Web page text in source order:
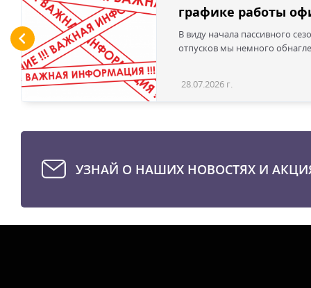
графике работы
В виду начала пассивного
отпусков мы немного
28.07.2026 г.
УЗНАЙ О НАШИХ НОВОСТЯХ И